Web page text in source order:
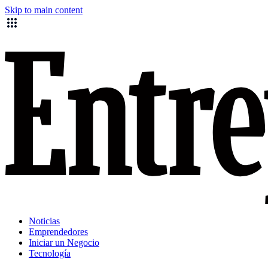
Skip to main content
Noticias
Emprendedores
Iniciar un Negocio
Tecnología